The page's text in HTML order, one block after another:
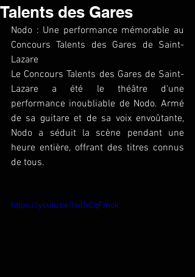
Talents des Gares
Nodo : Une performance mémorable au
Concours Talents des Gares de Saint-
Lazare
Le Concours Talents des Gares de Saint-
Lazare a été le théâtre d'une
performance inoubliable de Nodo. Armé
de sa guitare et de sa voix envoûtante,
Nodo a séduit la scène pendant une
heure entière, offrant des titres connus
de tous.
https://youtu.be/lwlfxCqFmok